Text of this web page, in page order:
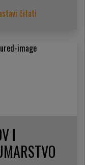
čitati
I